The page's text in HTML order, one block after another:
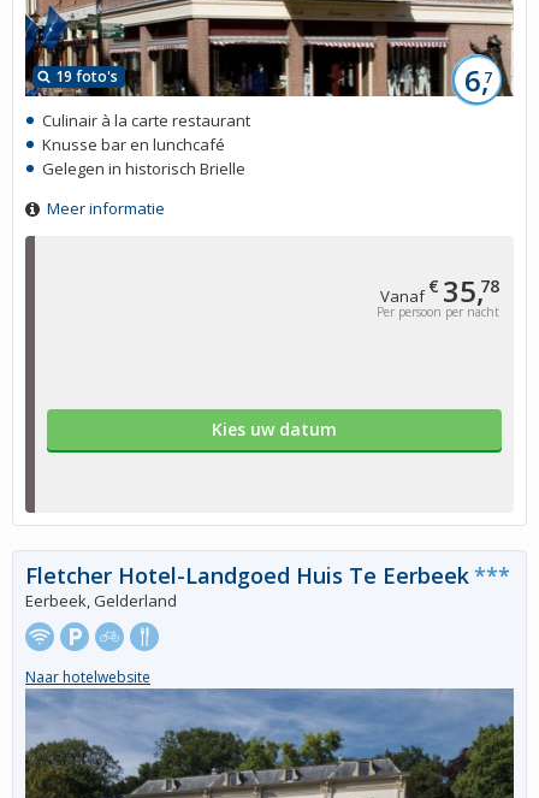
Vanaf€ 35,78
Per persoon per nacht
Kies uw datum
19 foto's 6,7
Culinair à la carte restaurant
Knusse bar en lunchcafé
Gelegen in historisch Brielle
Meer informatie
Fletcher Hotel-Landgoed Huis Te Eerbeek***
Eerbeek, Gelderland
Naar hotelwebsite